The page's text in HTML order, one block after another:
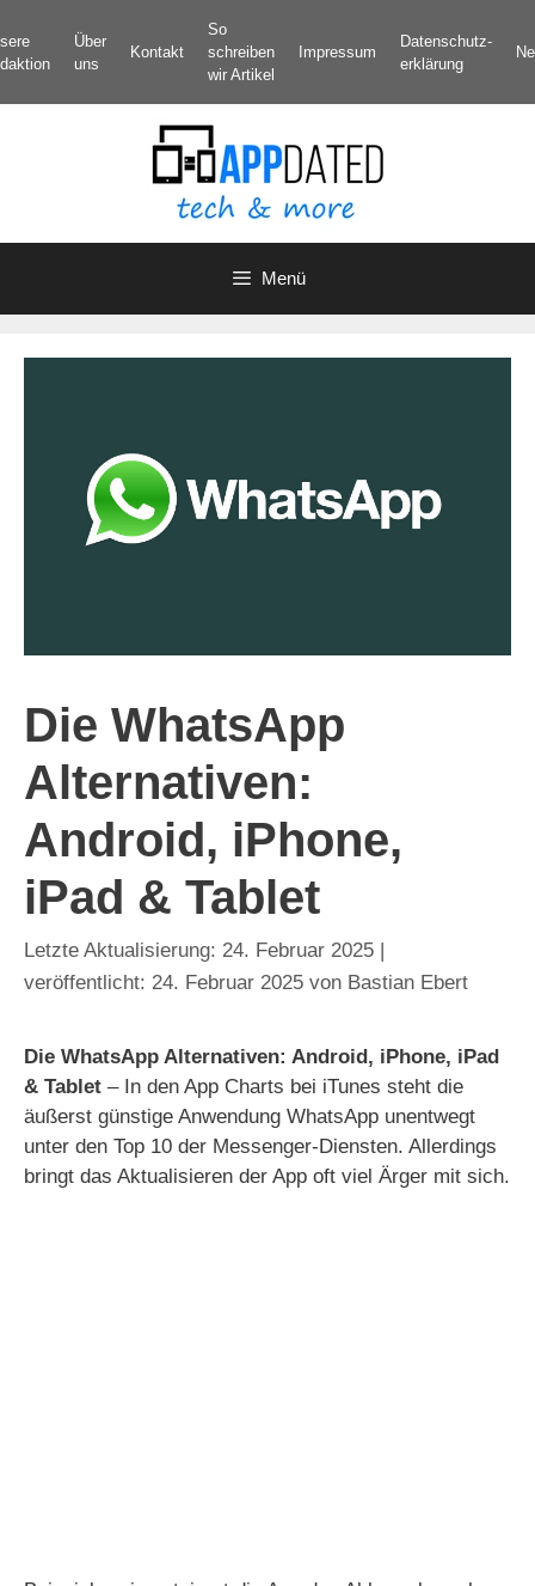
Inhalt
springen
Über
uns
Kontakt
So
schreiben
wir Artikel
Impressum
Datenschutz­
erklärung
Menü
Die WhatsApp
Alternativen:
Android, iPhone,
iPad & Tablet
24. Februar 2025
24. Februar 2025 von Bastian Ebert
Die WhatsApp Alternativen: Android, iPhone, iPad
& Tablet – In den App Charts bei iTunes steht die
äußerst günstige Anwendung WhatsApp unentwegt
unter den Top 10 der Messenger-Diensten. Allerdings
bringt das Aktualisieren der App oft viel Ärger mit sich.